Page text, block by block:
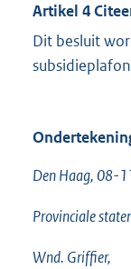
Artikel 4
Dit besluit
Den Haag, 08-
Provinciale
Wnd. Griffier,